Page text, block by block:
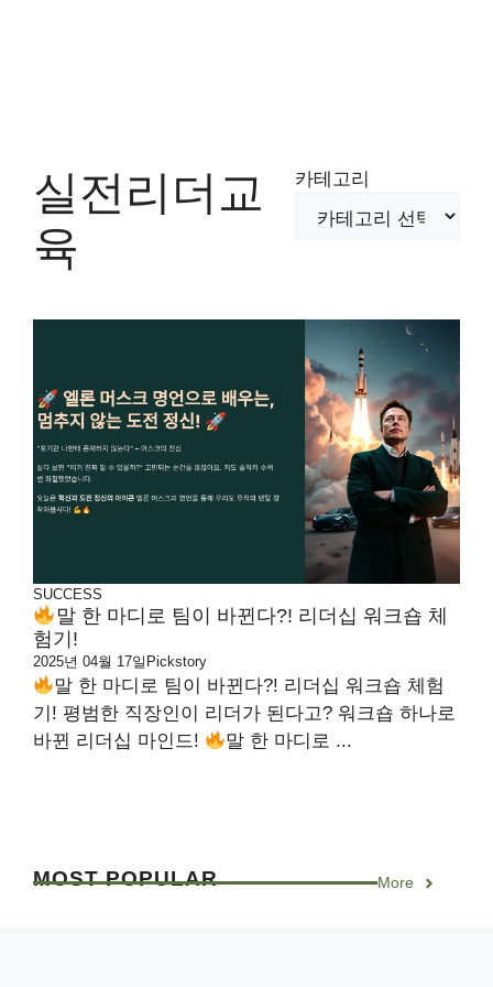
실전리더교
육
카테고리
SUCCESS
말 한 마디로 팀이 바뀐다?! 리더십 워크숍 체
험기!
2025년 04월 17일 Pickstory
말 한 마디로 팀이 바뀐다?! 리더십 워크숍 체험
기! 평범한 직장인이 리더가 된다고? 워크숍 하나로
바뀐 리더십 마인드!
말 한 마디로 ...
MOSTPOPULAR More